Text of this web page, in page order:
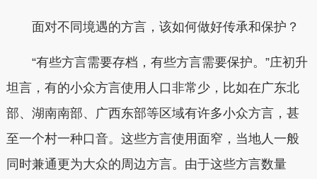
面对不同境遇的方言，该如何做好传承和保护？
“有些方言需要存档，有些方言需要保护。”庄初升
坦言，有的小众方言使用人口非常少，比如在广东北
部、湖南南部、广西东部等区域有许多小众方言，甚
至一个村一种口音。这些方言使用面窄，当地人一般
同时兼通更为大众的周边方言。由于这些方言数量